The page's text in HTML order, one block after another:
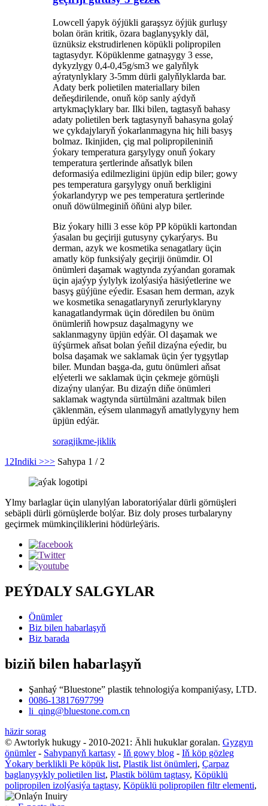
Lowcell ýapyk öýjükli garaşsyz öýjük gurluşy
bolan örän kritik, özara baglanyşykly däl,
üznüksiz ekstrudirlenen köpükli polipropilen
tagtasydyr. Köpüklenme gatnaşygy 3 esse,
dykyzlygy 0,4-0,45g/sm3 we galyňlyk
aýratynlyklary 3-5mm dürli galyňlyklarda bar.
Adaty berk polietilen materiallary bilen
deňeşdirilende, onuň köp sanly aýdyň
artykmaçlyklary bar. Ilki bilen, tagtasyň bahasy
adaty polietilen berk tagtasynyň bahasyna golaý
we çykdajylaryň ýokarlanmagyna hiç hili basyş
bolmaz. Ikinjiden, çig mal polipropileniniň
ýokary temperatura garşylygy onuň ýokary
temperatura şertlerinde aňsatlyk bilen
deformasiýa edilmezligini üpjün edip biler; gowy
pes temperatura garşylygy onuň berkligini
ýokarlandyryp we pes temperatura şertlerinde
onuň döwülmeginiň öňüni alyp biler.
Biz ýokary hilli 3 esse köp PP köpükli kartondan
ýasalan bu geçiriji gutusyny çykarýarys. Bu
derman, azyk we kosmetika senagatlary üçin
amatly köp funksiýaly geçiriji önümdir. Ol
önümleri daşamak wagtynda zyýandan goramak
üçin ajaýyp ýylylyk izolýasiýa häsiýetlerine we
basyş güýjüne eýedir. Esasan hem derman, azyk
we kosmetika senagatlarynyň zerurlyklaryny
kanagatlandyrmak üçin döredilen bu önüm
önümleriň howpsuz daşalmagyny we
saklanmagyny üpjün edýär. Ol daşamak we
üýşürmek aňsat bolan ýeňil dizaýna eýedir, bu
bolsa daşamak we saklamak üçin ýer tygşytlap
biler. Mundan başga-da, gutu önümleri aňsat
elýeterli we saklamak üçin çekmeje görnüşli
dizaýny ulanýar. Bu dizaýn diňe önümleri
saklamak wagtynda sürtülmäni azaltmak bilen
çäklenmän, eýsem ulanmagyň amatlylygyny hem
üpjün edýär.
soragjikme-jiklik
1 2Indiki >>> Sahypa 1 / 2
Ylmy barlaglar üçin ulanylýan laboratoriýalar dürli görnüşleri
sebäpli dürli görnüşlerde bolýar. Biz doly proses turbalaryny
geçirmek mümkinçiliklerini hödürleýäris.
PEÝDALY SALGYLAR
Önümler
Biz bilen habarlaşyň
Biz barada
biziň bilen habarlaşyň
Şanhaý “Bluestone” plastik tehnologiýa kompaniýasy, LTD.
0086-13817697799
li_qing@bluestone.com.cn
häzir sorag
© Awtorlyk hukugy - 2010-2021: Ähli hukuklar goralan. Gyzgyn
önümler- Sahypanyň kartasy - Iň gowy blog - Iň köp gözleg
Ýokary berklikli Pe köpük list, Plastik list önümleri, Çarpaz
baglanyşykly polietilen list, Plastik bölüm tagtasy, Köpüklü
polipropilen izolýasiýa tagtasy, Köpüklü polipropilen filtr elementi,